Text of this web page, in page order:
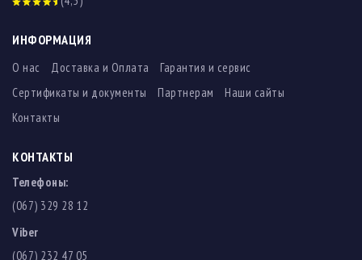
ИНФОРМАЦИЯ
О нас Доставка и Оплата
Гарантия и сервис
Сертификаты и документы
Партнерам
Наши сайты
Контакты
КОНТАКТЫ
Телефоны:
(067) 329 28 12
Viber
(067) 232 47 05